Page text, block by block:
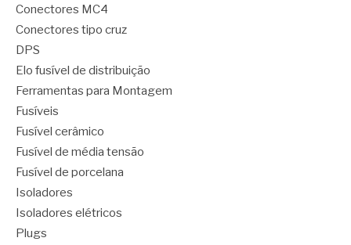
Conectores MC4
Conectores tipo cruz
DPS
Elo fusível de distribuição
Ferramentas para Montagem
Fusíveis
Fusível cerâmico
Fusível de média tensão
Fusível de porcelana
Isoladores
Isoladores elétricos
Plugs